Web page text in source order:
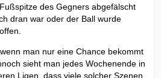
des Gegners abgefälscht
dran war oder der Ball wurde
man nur eine Chance bekommt
sieht man jedes Wochenende in
Ligen, dass viele solcher Szenen